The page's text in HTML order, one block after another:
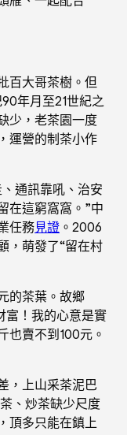
百大哥茶樹。但
年月至21世紀之
少，老茶園一度
運營的制茶小作
通訊靠吼、治安
在這窮窩窩。”中
任務見證 。2006
，萌發了“留在村
的茶葉。故鄉
富！我的心意是實
也賣不到100元。
，上山采茶泥巴
、炒茶缺少尺度
頂多只能在鎮上